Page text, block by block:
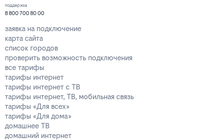
поддержка
8 800 700 80 00
заявка на подключение
карта сайта
список городов
проверить возможность подключения
все тарифы
тарифы интернет
тарифы интернет с ТВ
тарифы интернет, ТВ, мобильная связь
тарифы «Для всех»
тарифы «Для дома»
домашнее ТВ
домашний интернет